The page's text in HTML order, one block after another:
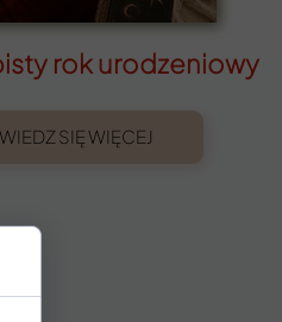
rok urodzeniowy
SIĘ WIĘCEJ